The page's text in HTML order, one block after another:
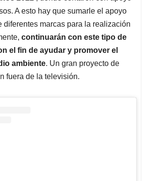
A esto hay que sumarle el apoyo
diferentes marcas para la realización
continuarán con este tipo de
el fin de ayudar y promover el
ambiente. Un gran proyecto de
fuera de la televisión.